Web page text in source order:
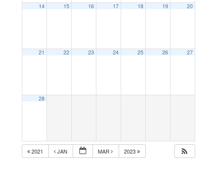
14 15 16 17 18 19 20
21 22 23 24 25 26 27
28
2021 JAN MAR 2023